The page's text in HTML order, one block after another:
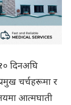
दिनअघि
चर्चहरूमा र
आत्मघाती